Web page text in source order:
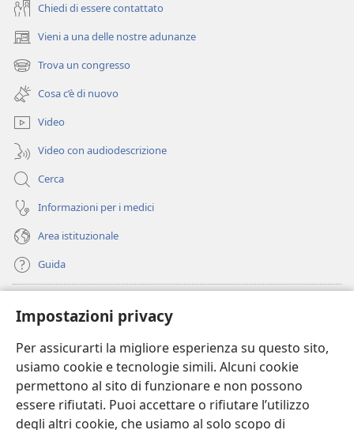
Impostazioni privacy
Per assicurarti la migliore esperienza su questo sito,
usiamo cookie e tecnologie simili. Alcuni cookie
permettono al sito di funzionare e non possono
essere rifiutati. Puoi accettare o rifiutare l’utilizzo
degli altri cookie, che usiamo al solo scopo di
Chiedi di essere contattato
Vieni a una delle nostre adunanze
(apre
una
nuova
finestra)
Trova un congresso
(apre
una
nuova
finestra)
Cosa c’è di nuovo
Video
Video con audiodescrizione
Cerca
Informazioni per i medici
Area istituzionale
Guida
(apre
una
nuova
finestra)
BIBLIOTECA ONLINE Watchtower
(apre
una
nuova
finestra)
JW Hub
(apre
una
nuovaJW Library